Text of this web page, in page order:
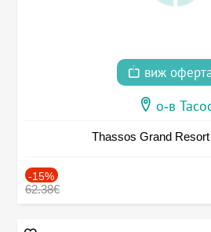
виж
о-в
Thassos Grand Resort
-15%
62.38€